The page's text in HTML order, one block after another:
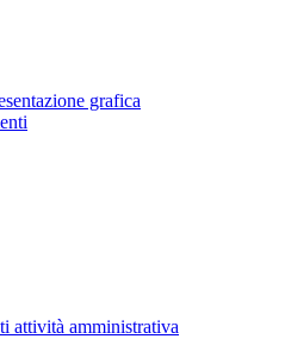
grafica
attività amministrativa